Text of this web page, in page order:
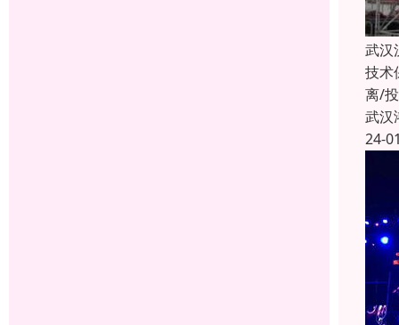
武汉
技术
离/
武汉
24-